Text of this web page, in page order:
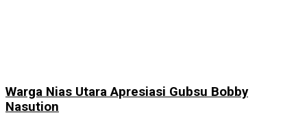
Warga Nias Utara Apresiasi Gubsu Bobby
Nasution